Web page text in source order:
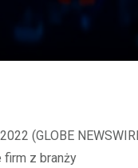
firm z branży